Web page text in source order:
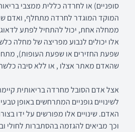
סופניים) או לחרדה כללית ממצבי
המוקד המוגדר לחרדה מתחלף, ואדם
ממחלה אחת, יכול להתחיל לפתע
אלו יכולים לנבוע מפריצה של מחלה
שפעת החזירים או שפעת העופות),
שהאדם מאתר אצלו , או ללא סיבה
אצל אדם הסובל מחרדה בריאותית
לשינויים גופניים המתרחשים באופן
האדם. שינויים אלו מפורשים על ידו
וכך מביאים להגזמה בהסתברות לחולי